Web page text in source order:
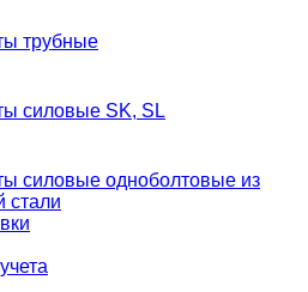
трубные
силовые SK, SL
силовые одноболтовые из
стали